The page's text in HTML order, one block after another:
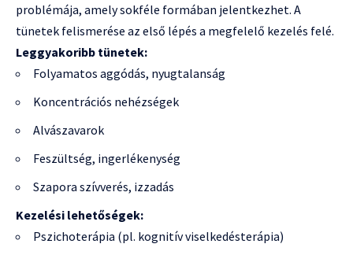
problémája, amely sokféle formában jelentkezhet. A
tünetek felismerése az első lépés a megfelelő kezelés felé.
Leggyakoribb tünetek:
Folyamatos aggódás, nyugtalanság
Koncentrációs nehézségek
Alvászavarok
Feszültség, ingerlékenység
Szapora szívverés, izzadás
Kezelési lehetőségek:
Pszichoterápia (pl. kognitív viselkedésterápia)